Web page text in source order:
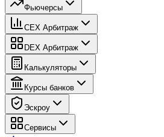
Фьючерсы
CEX Арбитраж
DEX Арбитраж
Калькуляторы
Курсы банков
Эскроу
Сервисы